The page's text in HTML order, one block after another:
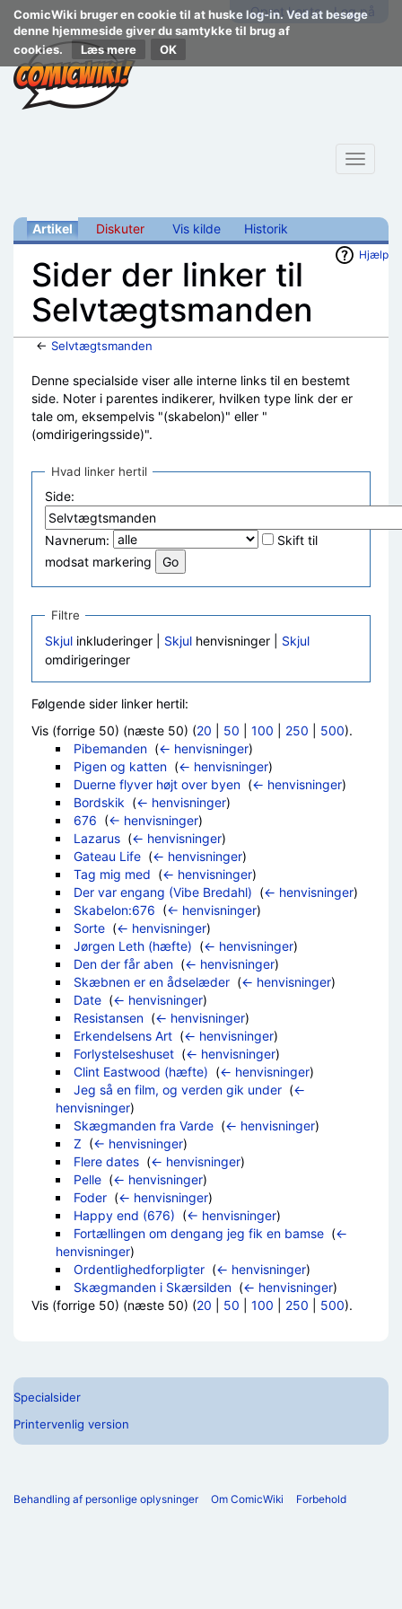
ComicWiki bruger en cookie til at huske log-in. Ved at besøge
denne hjemmeside giver du samtykke til brug af
cookies.
Læs mere
Opret konto Log på
Toggle
Artikel Diskuter Vis kilde Historik
Hjælp
Sider der linker til
Selvtægtsmanden
← Selvtægtsmanden
Denne specialside viser alle interne links til en bestemt
side. Noter i parentes indikerer, hvilken type link der er
tale om, eksempelvis "(skabelon)" eller "
(omdirigeringsside)".
Hvad linker hertil
Side:
Navnerum:
Skift til
modsat markering
Filtre
Skjul inkluderinger | Skjul henvisninger | Skjul
omdirigeringer
Følgende sider linker hertil:
Vis (forrige 50) (næste 50) (20 50 100 250 500).
Pibemanden‎ (← henvisninger)
Pigen og katten‎ (← henvisninger)
Duerne flyver højt over byen‎ (← henvisninger)
Bordskik (← henvisninger)
676 (← henvisninger)
Lazarus‎ (← henvisninger)
Gateau Life‎ (← henvisninger)
Tag mig med (← henvisninger)
Der var engang (Vibe Bredahl) (← henvisninger)
Skabelon:676 (← henvisninger)
Sorte‎ (← henvisninger)
Jørgen Leth (hæfte) (← henvisninger)
Den der får aben‎ (← henvisninger)
Skæbnen er en ådselæder‎ (← henvisninger)
Date‎ (← henvisninger)
Resistansen‎ (← henvisninger)
Erkendelsens Art‎ (← henvisninger)
Forlystelseshuset‎ (← henvisninger)
Clint Eastwood (hæfte) (← henvisninger)
Jeg så en film, og verden gik under‎ (←
henvisninger)
Skægmanden fra Varde‎ (← henvisninger)
Z (← henvisninger)
Flere dates‎ (← henvisninger)
Pelle‎ (← henvisninger)
Foder‎ (← henvisninger)
Happy end (676) (← henvisninger)
Fortællingen om dengang jeg fik en bamse‎ (←
henvisninger)
Ordentlighedforpligter‎ (← henvisninger)
Skægmanden i Skærsilden‎ (← henvisninger)
Vis (forrige 50) (næste 50) (20 50 100 250 500).
Specialsider
Printervenlig version
Behandling af personlige oplysninger Om ComicWiki Forbehold